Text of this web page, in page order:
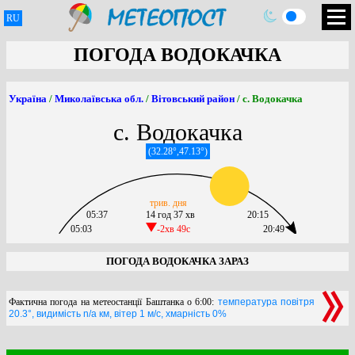
RU
ПОГОДА ВОДОКАЧКА
Україна / Миколаївська обл. / Вітовський район / с. Водокачка
с. Водокачка
(32.28°,47.13°)
05:03
05:37
14 год 37 хв
-2хв 49c
трив. дня
20:49
20:15
ПОГОДА ВОДОКАЧКА ЗАРАЗ
Фактична погода на метеостанції Баштанка о 6:00: температура повітря
20.3°, видимість n/a км, вітер 1 м/с, хмарність 0%